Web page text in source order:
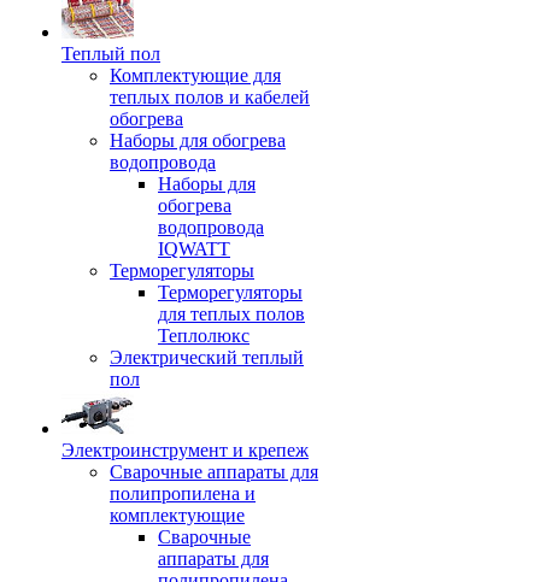
Теплый пол
Комплектующие для
теплых полов и кабелей
обогрева
Наборы для обогрева
водопровода
Наборы для
обогрева
водопровода
IQWATT
Терморегуляторы
Терморегуляторы
для теплых полов
Теплолюкс
Электрический теплый
пол
Электроинструмент и крепеж
Сварочные аппараты для
полипропилена и
комплектующие
Сварочные
аппараты для